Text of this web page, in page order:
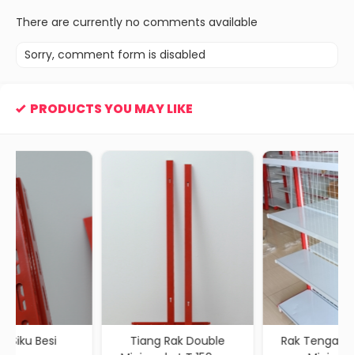
There are currently no comments available
Sorry, comment form is disabled
PRODUCTS YOU MAY LIKE
Tiang Rak Double
Rak Tengah / Double